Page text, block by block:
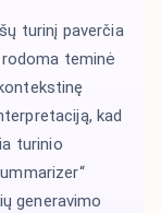
turinį paverčia
teminė
kad
turinio
generavimo